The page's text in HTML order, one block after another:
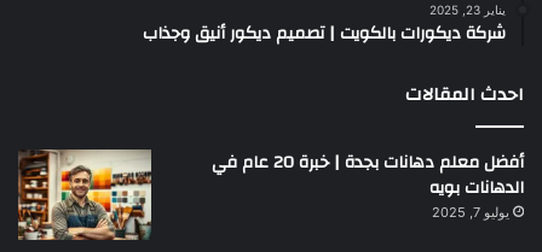
يناير 23, 2025
شركة ديكورات بالكويت | تصميم ديكور أنيق وجذاب
احدث المقالات
أفضل معلم دهانات بجدة | خبرة 20 عام في
الدهانات بويه
يوليو 7, 2025